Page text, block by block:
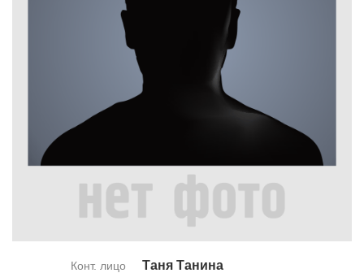
Конт. лицо Та­ня Та­ни­на